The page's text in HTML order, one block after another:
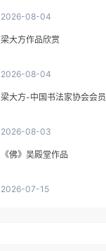
2026-08-04
梁大方作品欣赏
2026-08-04
梁大方-中国书法家协会会员
2026-08-03
《佛》吴殿堂作品
2026-07-15